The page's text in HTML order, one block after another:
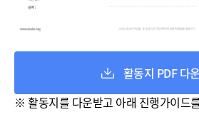
활동지 PDF 다
※ 활동지를 다운받고 아래 진행가이드